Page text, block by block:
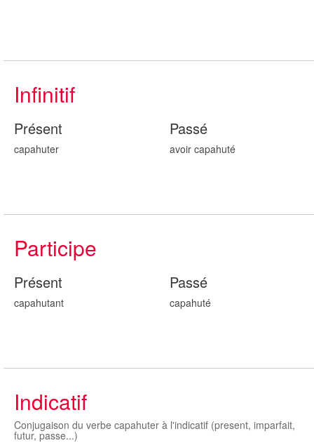
Infinitif
Présent
capahuter
Passé
avoir capahuté
Participe
Présent
capahutant
Passé
capahuté
Indicatif
Conjugaison du verbe capahuter à l'indicatif (present, imparfait,
futur, passe...)